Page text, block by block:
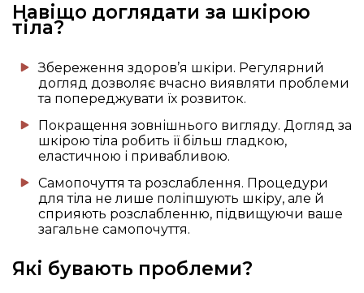
Навіщо доглядати за шкірою
тіла?
Збереження здоров’я шкіри. Регулярний
догляд дозволяє вчасно виявляти проблеми
та попереджувати їх розвиток.
Покращення зовнішнього вигляду. Догляд за
шкірою тіла робить її більш гладкою,
еластичною і привабливою.
Самопочуття та розслаблення. Процедури
для тіла не лише поліпшують шкіру, але й
сприяють розслабленню, підвищуючи ваше
загальне самопочуття.
Які бувають проблеми?